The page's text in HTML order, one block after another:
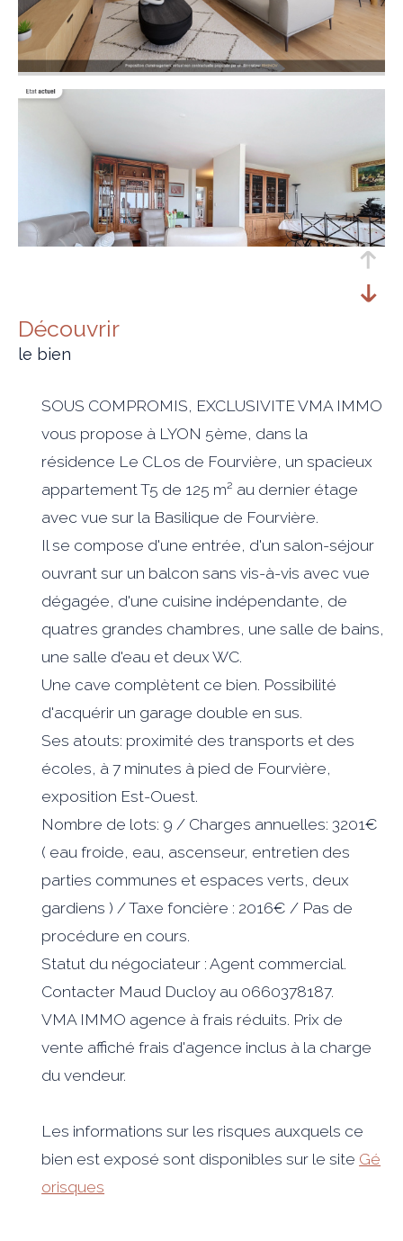
découvrir
le bien
SOUS COMPROMIS, EXCLUSIVITE VMA IMMO
vous propose à LYON 5ème, dans la
résidence Le CLos de Fourvière, un spacieux
appartement T5 de 125 m² au dernier étage
avec vue sur la Basilique de Fourvière.
Il se compose d'une entrée, d'un salon-séjour
ouvrant sur un balcon sans vis-à-vis avec vue
dégagée, d'une cuisine indépendante, de
quatres grandes chambres, une salle de bains,
une salle d'eau et deux WC.
Une cave complètent ce bien. Possibilité
d'acquérir un garage double en sus.
Ses atouts: proximité des transports et des
écoles, à 7 minutes à pied de Fourvière,
exposition Est-Ouest.
Nombre de lots: 9 / Charges annuelles: 3201€
( eau froide, eau, ascenseur, entretien des
parties communes et espaces verts, deux
gardiens ) / Taxe foncière : 2016€ / Pas de
procédure en cours.
Statut du négociateur : Agent commercial.
Contacter Maud Ducloy au 0660378187.
VMA IMMO agence à frais réduits. Prix de
vente affiché frais d'agence inclus à la charge
du vendeur.
Les informations sur les risques auxquels ce
bien est exposé sont disponibles sur le site Gé
orisques